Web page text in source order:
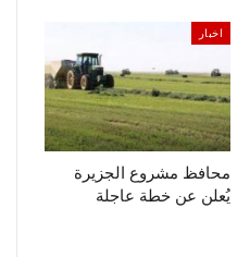
اخبار
محافظ مشروع الجزيرة
يُعلن عن خطة عاجلة